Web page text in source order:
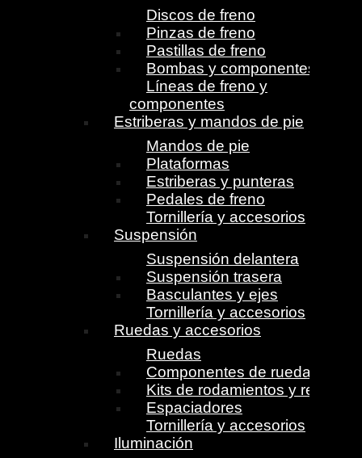
Discos de freno
Pinzas de freno
Pastillas de freno
Bombas y componentes
Líneas de freno y
componentes
Estriberas y mandos de pie
Mandos de pie
Plataformas
Estriberas y punteras
Pedales de freno
Tornillería y accesorios
Suspensión
Suspensión delantera
Suspensión trasera
Basculantes y ejes
Tornillería y accesorios
Ruedas y accesorios
Ruedas
Componentes de ruedas
Kits de rodamientos y retenes
Espaciadores
Tornillería y accesorios
Iluminación